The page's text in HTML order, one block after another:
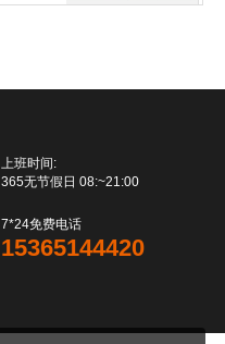
上班时间:
365无节假日 08:~21:00
7*24免费电话
15365144420